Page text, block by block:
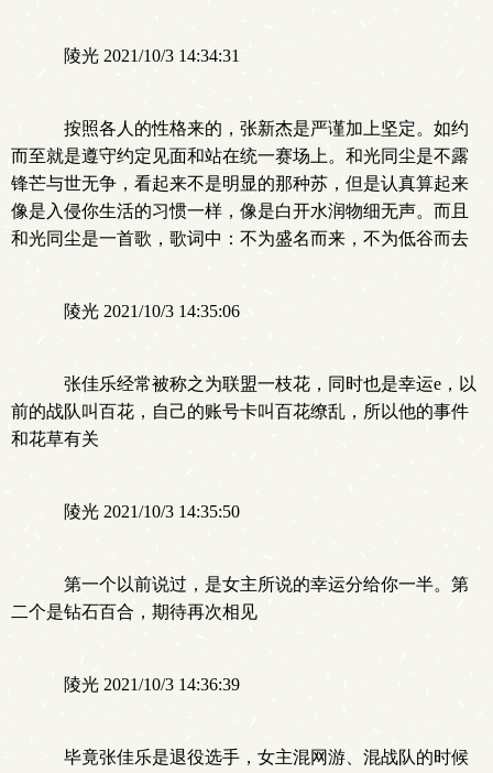
陵光 2021/10/3 14:34:31
按照各人的性格来的，张新杰是严谨加上坚定。如约
而至就是遵守约定见面和站在统一赛场上。和光同尘是不露
锋芒与世无争，看起来不是明显的那种苏，但是认真算起来
像是入侵你生活的习惯一样，像是白开水润物细无声。而且
和光同尘是一首歌，歌词中：不为盛名而来，不为低谷而去
陵光 2021/10/3 14:35:06
张佳乐经常被称之为联盟一枝花，同时也是幸运e，以
前的战队叫百花，自己的账号卡叫百花缭乱，所以他的事件
和花草有关
陵光 2021/10/3 14:35:50
第一个以前说过，是女主所说的幸运分给你一半。第
二个是钻石百合，期待再次相见
陵光 2021/10/3 14:36:39
毕竟张佳乐是退役选手，女主混网游、混战队的时候